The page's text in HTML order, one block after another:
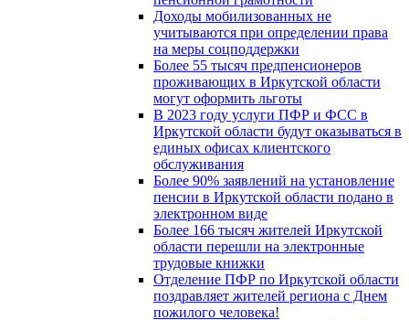
Доходы мобилизованных не
учитываются при определении права
на меры соцподдержки
Более 55 тысяч предпенсионеров
проживающих в Иркутской области
могут оформить льготы
В 2023 году услуги ПФР и ФСС в
Иркутской области будут оказываться в
единых офисах клиентского
обслуживания
Более 90% заявлений на установление
пенсии в Иркутской области подано в
электронном виде
Более 166 тысяч жителей Иркутской
области перешли на электронные
трудовые книжки
Отделение ПФР по Иркутской области
поздравляет жителей региона с Днем
пожилого человека!